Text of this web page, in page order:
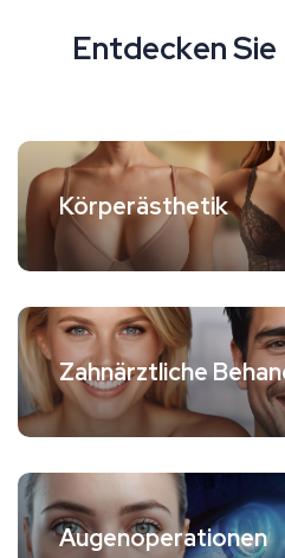
EntdeckenSie
Körperästhetik
Zahnärztliche
Augenoperationen